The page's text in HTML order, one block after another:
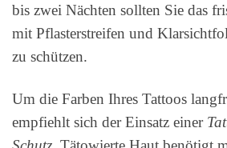
bis zwei Nächten sollten Sie das
mit Pflasterstreifen und
zu schützen.
Um die Farben Ihres Tattoos
empfiehlt sich der Einsatz einer